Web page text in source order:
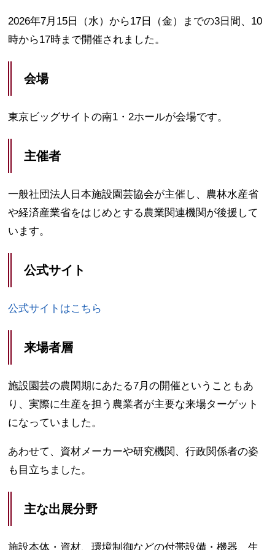
2026年7月15日（水）から17日（金）までの3日間、10
時から17時まで開催されました。
会場
東京ビッグサイトの南1・2ホールが会場です。
主催者
一般社団法人日本施設園芸協会が主催し、農林水産省
や経済産業省をはじめとする農業関連機関が後援して
います。
公式サイト
公式サイトはこちら
来場者層
施設園芸の農閑期にあたる7月の開催ということもあ
り、実際に生産を担う農業者が主要な来場ターゲット
になっていました。
あわせて、資材メーカーや研究機関、行政関係者の姿
も目立ちました。
主な出展分野
施設本体・資材、環境制御などの付帯設備・機器、生